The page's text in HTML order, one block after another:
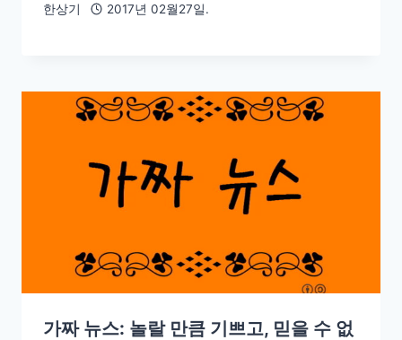
한상기 2017년 02월27일.
가짜 뉴스: 놀랄 만큼 기쁘고, 믿을 수 없